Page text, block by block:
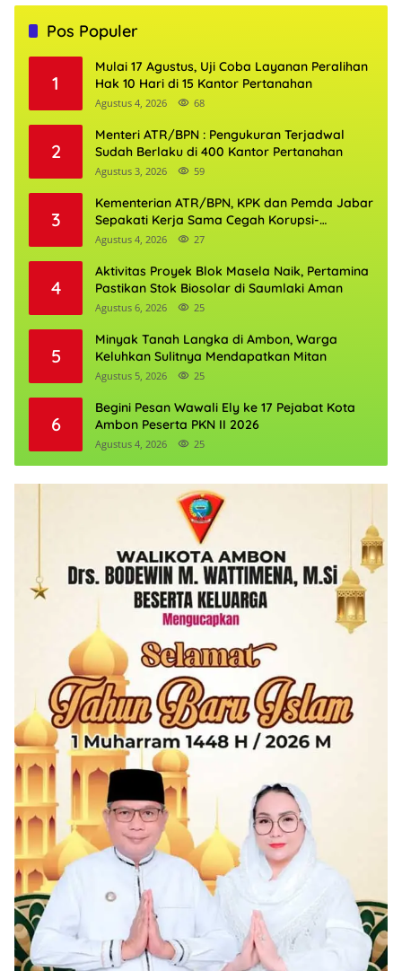
Pos Populer
1
Mulai 17 Agustus, Uji Coba Layanan Peralihan
Hak 10 Hari di 15 Kantor Pertanahan
Agustus 4, 2026 68
2
Menteri ATR/BPN : Pengukuran Terjadwal
Sudah Berlaku di 400 Kantor Pertanahan
Agustus 3, 2026 59
3
Kementerian ATR/BPN, KPK dan Pemda Jabar
Sepakati Kerja Sama Cegah Korupsi-
Penguatan Ekonomi
Agustus 4, 2026 27
4
Aktivitas Proyek Blok Masela Naik, Pertamina
Pastikan Stok Biosolar di Saumlaki Aman
Agustus 6, 2026 25
5
Minyak Tanah Langka di Ambon, Warga
Keluhkan Sulitnya Mendapatkan Mitan
Agustus 5, 2026 25
6
Begini Pesan Wawali Ely ke 17 Pejabat Kota
Ambon Peserta PKN II 2026
Agustus 4, 2026 25